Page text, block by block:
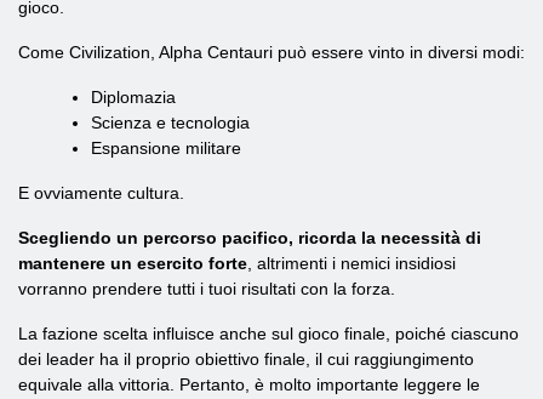
gioco.
Come Civilization, Alpha Centauri può essere vinto in diversi modi:
Diplomazia
Scienza e tecnologia
Espansione militare
E ovviamente cultura.
Scegliendo un percorso pacifico, ricorda la necessità di
mantenere un esercito forte , altrimenti i nemici insidiosi
vorranno prendere tutti i tuoi risultati con la forza.
La fazione scelta influisce anche sul gioco finale, poiché ciascuno
dei leader ha il proprio obiettivo finale, il cui raggiungimento
equivale alla vittoria. Pertanto, è molto importante leggere le